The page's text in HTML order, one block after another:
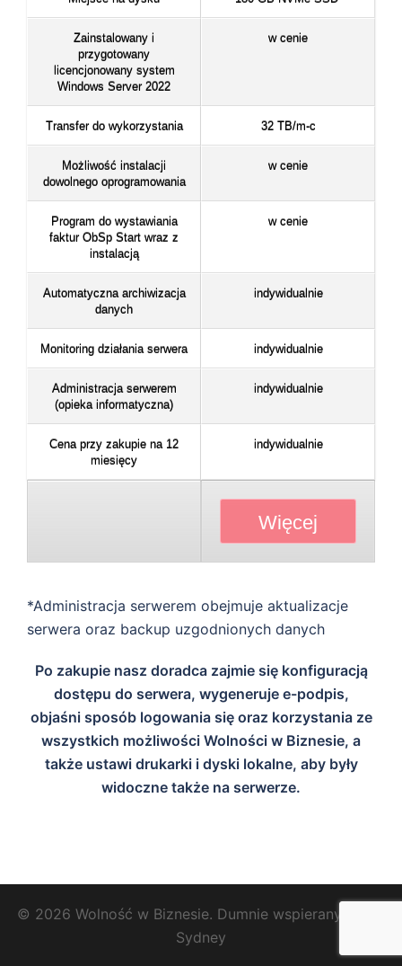
Zainstalowany i
przygotowany
licencjonowany system
Windows Server 2022
Transfer do wykorzystania
Możliwość instalacji
dowolnego oprogramowania
Program do wystawiania
faktur ObSp Start wraz z
instalacją
Automatyczna archiwizacja
danych
Monitoring działania serwera
Administracja serwerem
(opieka informatyczna)
Cena przy zakupie na 12
miesięcy
w cenie
32 TB/m-c
w cenie
w cenie
indywidualnie
indywidualnie
indywidualnie
indywidualnie
Więcej
*Administracja serwerem obejmuje aktualizacje
serwera oraz backup uzgodnionych danych
Po zakupie nasz doradca zajmie się konfiguracją
dostępu do serwera, wygeneruje e-podpis,
objaśni sposób logowania się oraz korzystania ze
wszystkich możliwości Wolności w Biznesie, a
także ustawi drukarki i dyski lokalne, aby były
widoczne także na serwerze.
© 2026 Wolność w Biznesie. Dumnie wspierany przez
Sydney